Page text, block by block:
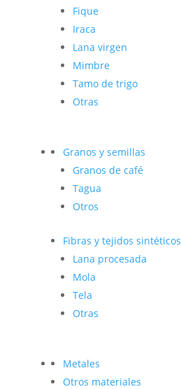
Fique
Iraca
Lana virgen
Mimbre
Tamo de trigo
Otras
Granos y semillas
Granos de café
Tagua
Otros
Fibras y tejidos sintéticos
Lana procesada
Mola
Tela
Otras
Metales
Otros materiales